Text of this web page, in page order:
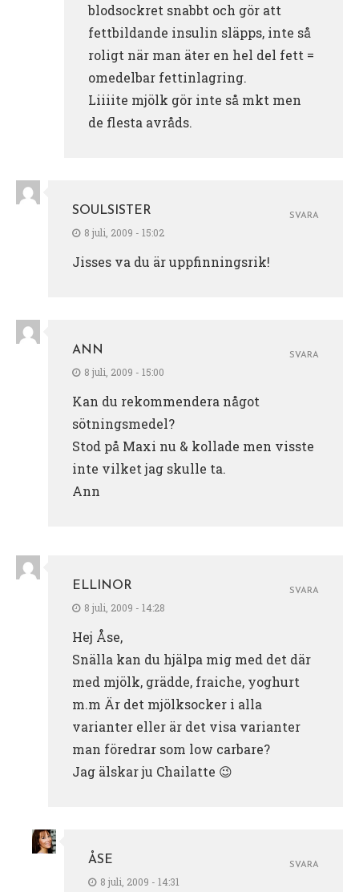
blodsockret snabbt och gör att
fettbildande insulin släpps, inte så
roligt när man äter en hel del fett =
omedelbar fettinlagring.
Liiiite mjölk gör inte så mkt men
de flesta avråds.
SOULSISTER
8 juli, 2009 - 15:02
Jisses va du är uppfinningsrik!
SVARA
ANN
8 juli, 2009 - 15:00
Kan du rekommendera något
sötningsmedel?
Stod på Maxi nu & kollade men visste
inte vilket jag skulle ta.
Ann
SVARA
ELLINOR
8 juli, 2009 - 14:28
Hej Åse,
Snälla kan du hjälpa mig med det där
med mjölk, grädde, fraiche, yoghurt
m.m Är det mjölksocker i alla
varianter eller är det visa varianter
man föredrar som low carbare?
Jag älskar ju Chailatte 😉
SVARA
ÅSE
8 juli, 2009 - 14:31
SVARA